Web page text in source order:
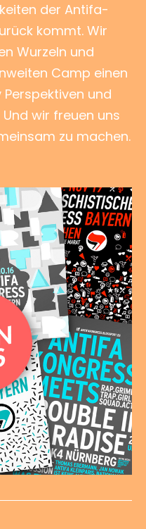
der Antifa-
kommt. Wir
Wurzeln und
Camp einen
und
wir freuen uns
zu machen.